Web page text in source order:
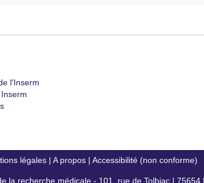
l'Inserm
légales| A propos| Accessibilité (non conforme)
la recherche médicale - 101, rue de Tolbiac | 75654